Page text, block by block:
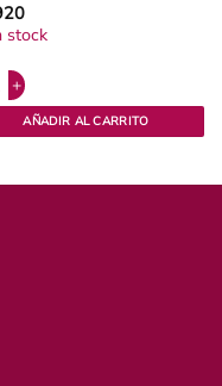
cantidad
stock
del jard?n x 210 g Durazno
AÑADIR AL CARRITO